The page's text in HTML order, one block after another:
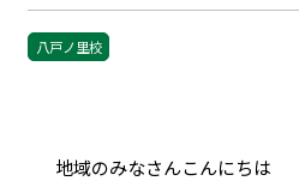
八戸ノ里校
地域のみなさんこんにちは